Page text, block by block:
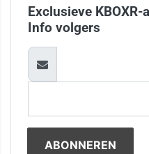
Exclusieve
Info volgers